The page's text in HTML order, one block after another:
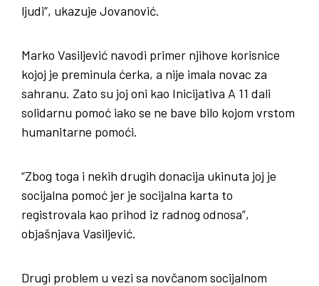
ljudi”, ukazuje Jovanović.
Marko Vasiljević navodi primer njihove korisnice
kojoj je preminula ćerka, a nije imala novac za
sahranu. Zato su joj oni kao Inicijativa A 11 dali
solidarnu pomoć iako se ne bave bilo kojom vrstom
humanitarne pomoći.
“Zbog toga i nekih drugih donacija ukinuta joj je
socijalna pomoć jer je socijalna karta to
registrovala kao prihod iz radnog odnosa”,
objašnjava Vasiljević.
Drugi problem u vezi sa novčanom socijalnom